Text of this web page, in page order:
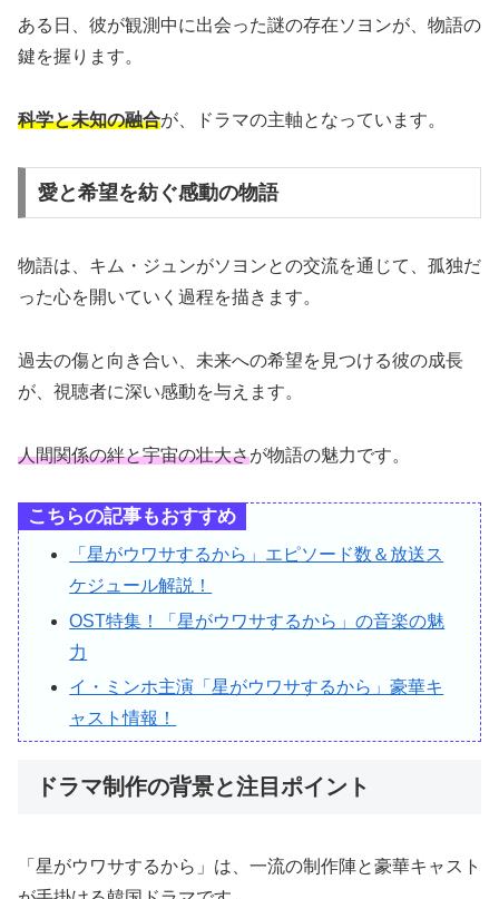
ある日、彼が観測中に出会った謎の存在ソヨンが、物語の
鍵を握ります。
科学と未知の融合が、ドラマの主軸となっています。
愛と希望を紡ぐ感動の物語
物語は、キム・ジュンがソヨンとの交流を通じて、孤独だ
った心を開いていく過程を描きます。
過去の傷と向き合い、未来への希望を見つける彼の成長
が、視聴者に深い感動を与えます。
人間関係の絆と宇宙の壮大さが物語の魅力です。
こちらの記事もおすすめ
「星がウワサするから」エピソード数＆放送ス
ケジュール解説！
OST特集！「星がウワサするから」の音楽の魅
力
イ・ミンホ主演「星がウワサするから」豪華キ
ャスト情報！
ドラマ制作の背景と注目ポイント
「星がウワサするから」は、一流の制作陣と豪華キャスト